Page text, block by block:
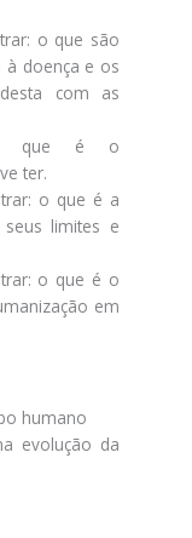
o que são
à doença e os
com as
o que é o
ter.
o que é a
limites e
o que é o
em
humano
evolução da